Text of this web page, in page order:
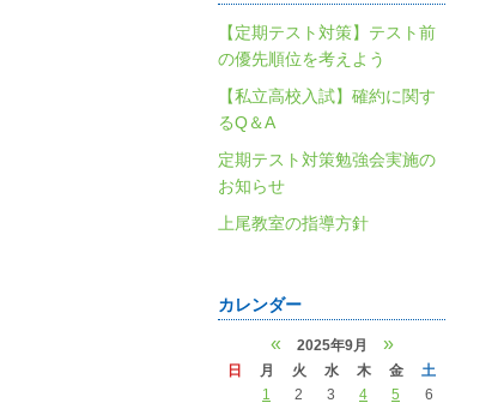
【定期テスト対策】テスト前
の優先順位を考えよう
【私立高校入試】確約に関す
るQ＆A
定期テスト対策勉強会実施の
お知らせ
上尾教室の指導方針
カレンダー
« 2025年9月 »
日 月 火 水 木 金
土
1
2 3 4 5
6